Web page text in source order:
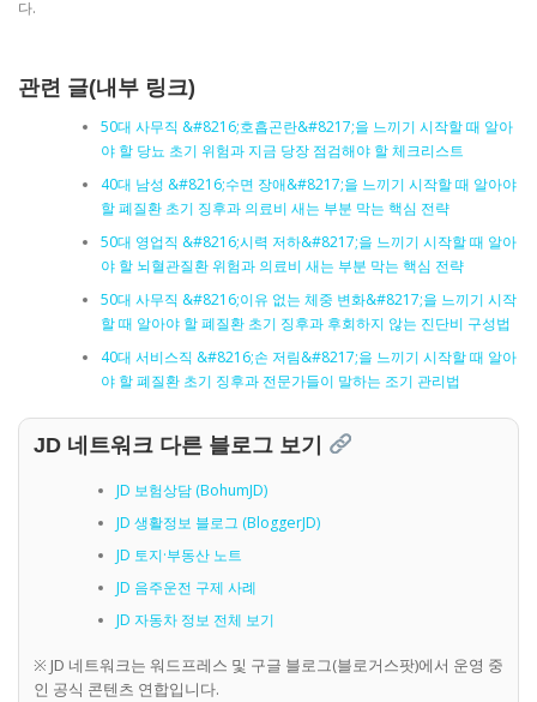
다.
관련 글(내부 링크)
50대 사무직 &#8216;호흡곤란&#8217;을 느끼기 시작할 때 알아
야 할 당뇨 초기 위험과 지금 당장 점검해야 할 체크리스트
40대 남성 &#8216;수면 장애&#8217;을 느끼기 시작할 때 알아야
할 폐질환 초기 징후과 의료비 새는 부분 막는 핵심 전략
50대 영업직 &#8216;시력 저하&#8217;을 느끼기 시작할 때 알아
야 할 뇌혈관질환 위험과 의료비 새는 부분 막는 핵심 전략
50대 사무직 &#8216;이유 없는 체중 변화&#8217;을 느끼기 시작
할 때 알아야 할 폐질환 초기 징후과 후회하지 않는 진단비 구성법
40대 서비스직 &#8216;손 저림&#8217;을 느끼기 시작할 때 알아
야 할 폐질환 초기 징후과 전문가들이 말하는 조기 관리법
JD 네트워크 다른 블로그 보기
JD 보험상담 (BohumJD)
JD 생활정보 블로그 (BloggerJD)
JD 토지·부동산 노트
JD 음주운전 구제 사례
JD 자동차 정보 전체 보기
※ JD 네트워크는 워드프레스 및 구글 블로그(블로거스팟)에서 운영 중
인 공식 콘텐츠 연합입니다.